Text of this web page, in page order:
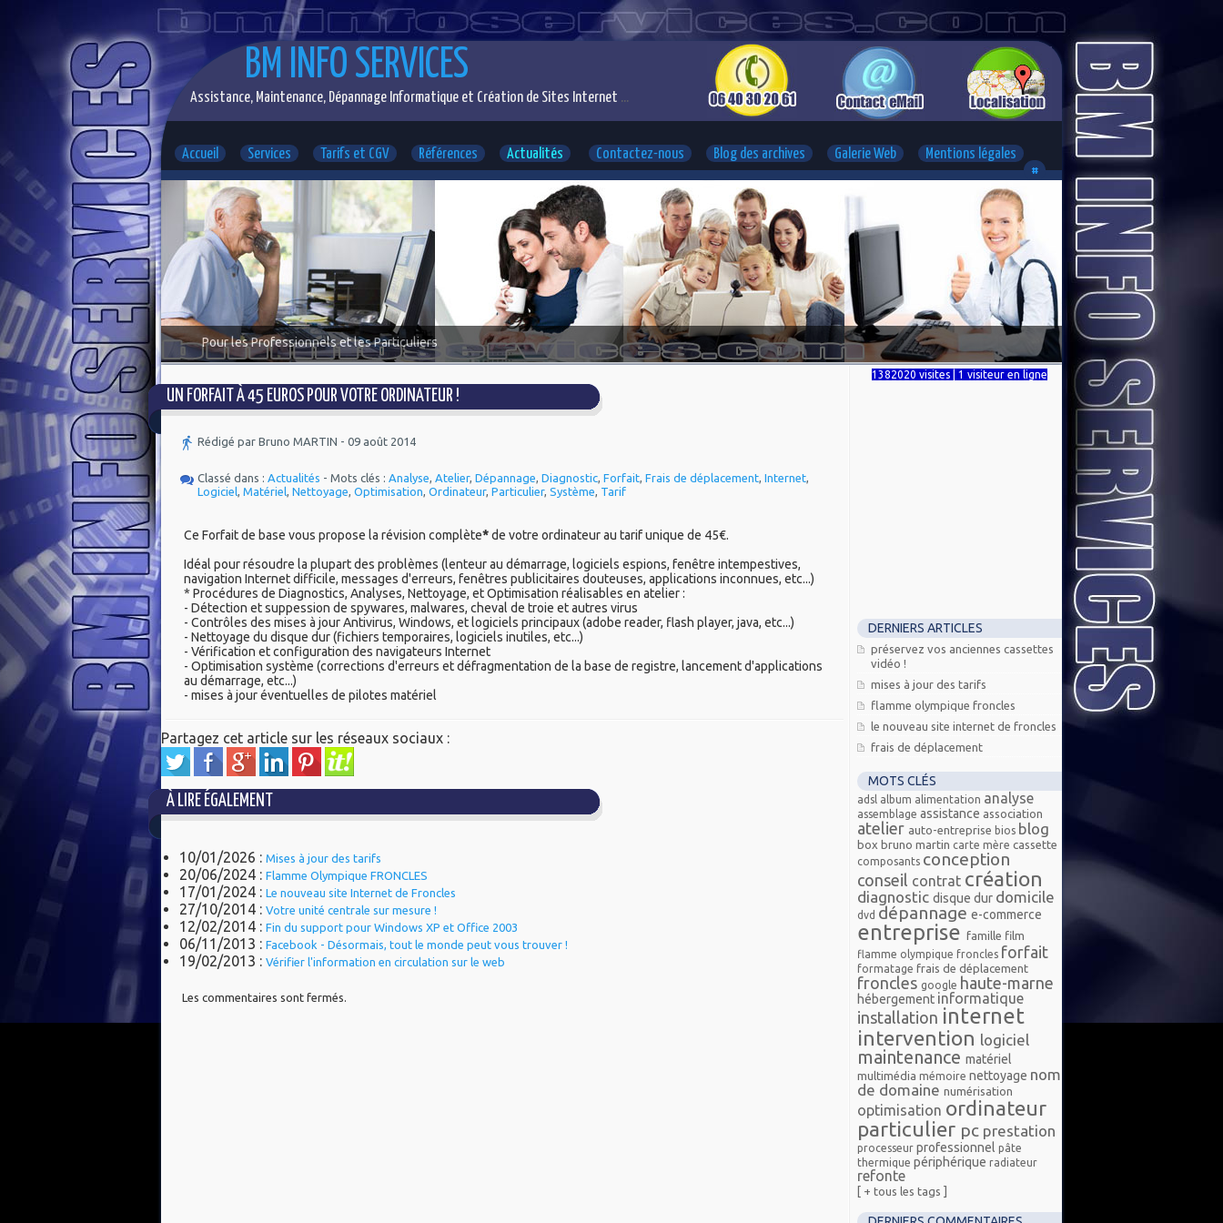
BM INFO SERVICES
Assistance, Maintenance, Dépannage Informatique et Création de Sites Internet ...
Accueil Services Tarifs et CGV Références Actualités Contactez-nous Blog des archives Galerie Web
Mentions légales
#
Pour les Professionnels et les Particuliers
UN FORFAIT À 45 EUROS POUR VOTRE ORDINATEUR !
Rédigé par Bruno MARTIN - 09 août 2014
Classé dans : Actualités - Mots clés : Analyse, Atelier, Dépannage, Diagnostic, Forfait, Frais de déplacement, Internet,
Logiciel, Matériel, Nettoyage, Optimisation, Ordinateur, Particulier, Système, Tarif
Ce Forfait de base vous propose la révision complète*de votre ordinateur au tarif unique de 45€.
Idéal pour résoudre la plupart des problèmes (lenteur au démarrage, logiciels espions, fenêtre intempestives,
navigation Internet difficile, messages d'erreurs, fenêtres publicitaires douteuses, applications inconnues, etc...)
* Procédures de Diagnostics, Analyses, Nettoyage, et Optimisation réalisables en atelier :
- Détection et suppession de spywares, malwares, cheval de troie et autres virus
- Contrôles des mises à jour Antivirus, Windows, et logiciels principaux (adobe reader, flash player, java, etc...)
- Nettoyage du disque dur (fichiers temporaires, logiciels inutiles, etc...)
- Vérification et configuration des navigateurs Internet
- Optimisation système (corrections d'erreurs et défragmentation de la base de registre, lancement d'applications
au démarrage, etc...)
- mises à jour éventuelles de pilotes matériel
Partagez cet article sur les réseaux sociaux :
À LIRE ÉGALEMENT
10/01/2026 : Mises à jour des tarifs
20/06/2024 : Flamme Olympique FRONCLES
17/01/2024 : Le nouveau site Internet de Froncles
27/10/2014 : Votre unité centrale sur mesure !
12/02/2014 : Fin du support pour Windows XP et Office 2003
06/11/2013 : Facebook - Désormais, tout le monde peut vous trouver !
19/02/2013 : Vérifier l'information en circulation sur le web
Les commentaires sont fermés.
1382020 visites | 1 visiteur en ligne
DERNIERS ARTICLES
préservez vos anciennes cassettes
vidéo !
mises à jour des tarifs
flamme olympique froncles
le nouveau site internet de froncles
frais de déplacement
MOTS CLÉS
adsl album alimentation analyse
assemblage assistance association
atelier auto-entreprise bios blog
box bruno martin carte mère cassette
composants conception
conseil contrat création
diagnostic disque dur domicile
dvd dépannage e-commerce
entreprise famille film
flamme olympique froncles forfait
formatage frais de déplacement
froncles google haute-marne
hébergement informatique
installation internet
intervention logiciel
maintenance matériel
multimédia mémoire nettoyage nom
de domaine numérisation
optimisation ordinateur
particulier pc prestation
processeur professionnel pâte
thermique périphérique radiateur
refonte
[ + tous les tags ]